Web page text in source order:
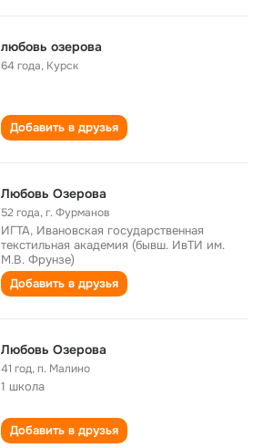
любовь озерова
64 года, Курск
Добавить в друзья
Любовь Озерова
52 года,г. Фурманов
ИГТА, Ивановская государственная
текстильная академия (бывш. ИвТИ им.
М.В. Фрунзе)
Добавить в друзья
Любовь Озерова
41 год,п. Малино
1 школа
Добавить в друзья